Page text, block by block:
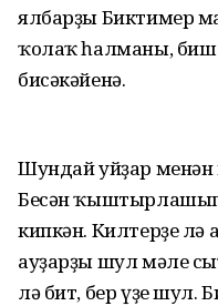
ялбарҙы Биктимер
ҡолаҡ һалманы, биш
бисәкәйенә.
Шундай уйҙар менән
Бесән
кипкән. Килтерҙе лә
ауҙарҙы шул мәле
лә бит, бер үҙе шул.